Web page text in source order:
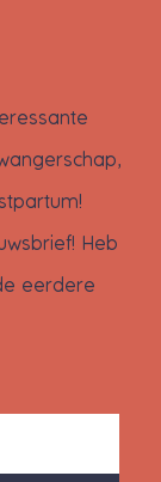
Heb
eerdere